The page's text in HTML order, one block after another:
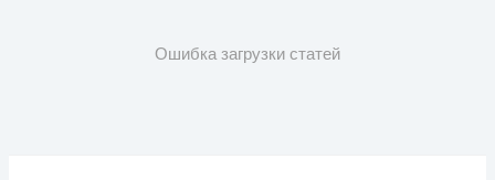
Ошибка загрузки статей